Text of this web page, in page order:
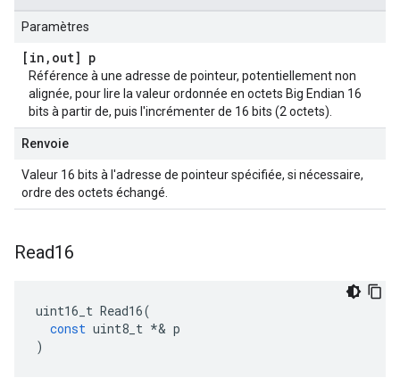
Paramètres
[in , out] p
Référence à une adresse de pointeur, potentiellement non
alignée, pour lire la valeur ordonnée en octets Big Endian 16
bits à partir de, puis l'incrémenter de 16 bits (2 octets).
Renvoie
Valeur 16 bits à l'adresse de pointeur spécifiée, si nécessaire,
ordre des octets échangé.
Read16
uint16_t Read16(
const uint8_t *& p
)